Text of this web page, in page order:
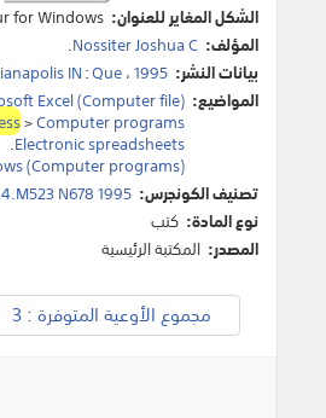
الشكل المغاير للعنوان: for Windows.
المؤلف: Nossiter Joshua C
.
بيانات النشر:
IN:Que،1995
المواضيع: Excel (Computer file)
>Computer programs
Electronic spreadsheets
.
(Computer programs)
تصنيف الكونجرس: N678 1995
نوع المادة: كتب
المصدر: المكتبة الرئيسية
مجموع الأوعية المتوفرة : 3